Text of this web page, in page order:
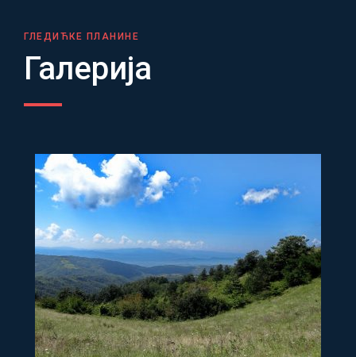
ГЛЕДИЋКЕ ПЛАНИНЕ
Галерија